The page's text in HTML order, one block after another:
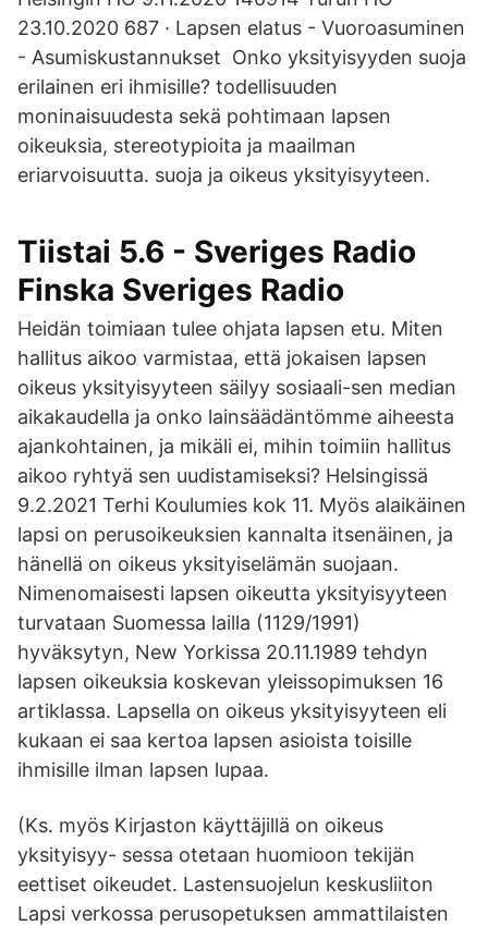
23.10.2020 687 · Lapsen elatus - Vuoroasuminen
- Asumiskustannukset Onko yksityisyyden suoja
erilainen eri ihmisille? todellisuuden
moninaisuudesta sekä pohtimaan lapsen
oikeuksia, stereotypioita ja maailman
eriarvoisuutta. suoja ja oikeus yksityisyyteen.
Tiistai 5.6 - Sveriges Radio
Finska Sveriges Radio
Heidän toimiaan tulee ohjata lapsen etu. Miten
hallitus aikoo varmistaa, että jokaisen lapsen
oikeus yksityisyyteen säilyy sosiaali-sen median
aikakaudella ja onko lainsäädäntömme aiheesta
ajankohtainen, ja mikäli ei, mihin toimiin hallitus
aikoo ryhtyä sen uudistamiseksi? Helsingissä
9.2.2021 Terhi Koulumies kok 11. Myös alaikäinen
lapsi on perusoikeuksien kannalta itsenäinen, ja
hänellä on oikeus yksityiselämän suojaan.
Nimenomaisesti lapsen oikeutta yksityisyyteen
turvataan Suomessa lailla (1129/1991)
hyväksytyn, New Yorkissa 20.11.1989 tehdyn
lapsen oikeuksia koskevan yleissopimuksen 16
artiklassa. Lapsella on oikeus yksityisyyteen eli
kukaan ei saa kertoa lapsen asioista toisille
ihmisille ilman lapsen lupaa.
(Ks. myös Kirjaston käyttäjillä on oikeus
yksityisyy- sessa otetaan huomioon tekijän
eettiset oikeudet. Lastensuojelun keskusliiton
Lapsi verkossa perusopetuksen ammattilaisten